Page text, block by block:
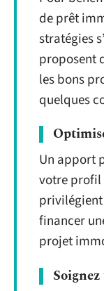
de prêt
stratégies
proposent
les bons
quelques
Un apport
votre profil
financer
projet